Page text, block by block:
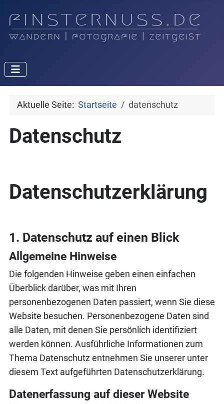
Aktuelle Seite: Startseite datenschutz
Datenschutz
Datenschutz­erklärung
1. Datenschutz auf einen Blick
Allgemeine Hinweise
Die folgenden Hinweise geben einen einfachen
Überblick darüber, was mit Ihren
personenbezogenen Daten passiert, wenn Sie diese
Website besuchen. Personenbezogene Daten sind
alle Daten, mit denen Sie persönlich identifiziert
werden können. Ausführliche Informationen zum
Thema Datenschutz entnehmen Sie unserer unter
diesem Text aufgeführten Datenschutzerklärung.
Datenerfassung auf dieser Website